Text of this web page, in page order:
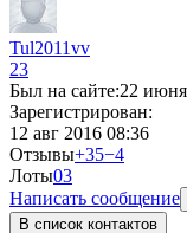
Tul2011vv
23
Был на сайте:22
Зарегистрирован:
12 авг 2016 08:36
Отзывы+35−4
Лоты03
Написать сообщение
В список контактов